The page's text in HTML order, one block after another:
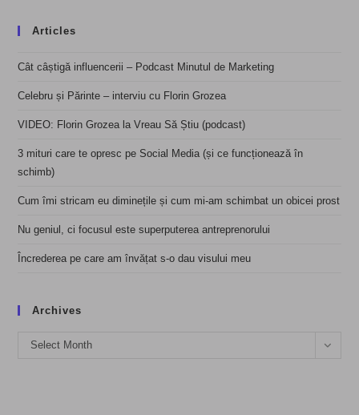
Articles
Cât câștigă influencerii – Podcast Minutul de Marketing
Celebru și Părinte – interviu cu Florin Grozea
VIDEO: Florin Grozea la Vreau Să Știu (podcast)
3 mituri care te opresc pe Social Media (și ce funcționează în
schimb)
Cum îmi stricam eu diminețile și cum mi-am schimbat un obicei prost
Nu geniul, ci focusul este superputerea antreprenorului
Încrederea pe care am învățat s-o dau visului meu
Archives
Archives
Select Month